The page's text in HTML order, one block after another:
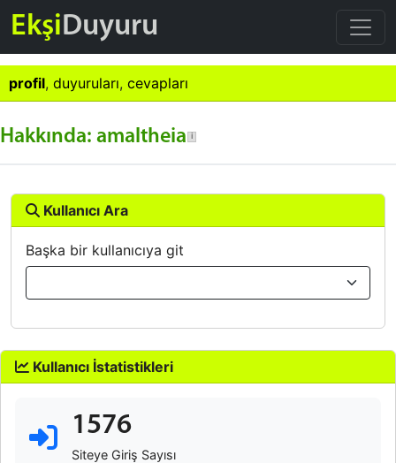
EkşiDuyuru
profil, duyuruları, cevapları
Hakkında: amaltheia
Kullanıcı Ara
Başka bir kullanıcıya git
Kullanıcı İstatistikleri
1576
Siteye Giriş Sayısı